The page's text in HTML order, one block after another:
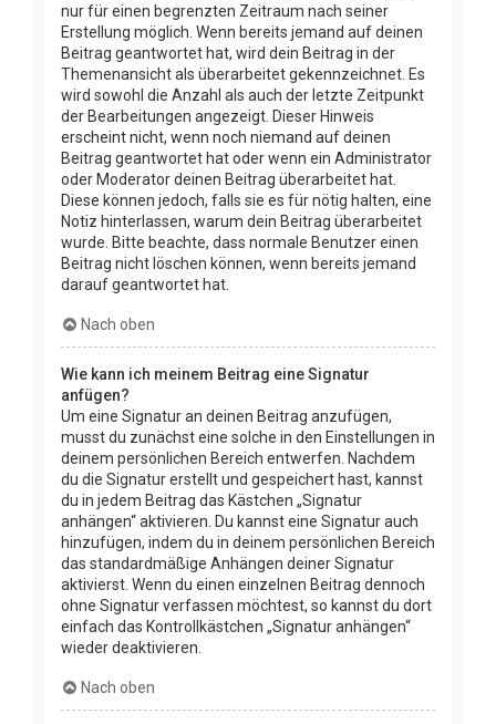
nur für einen begrenzten Zeitraum nach seiner
Erstellung möglich. Wenn bereits jemand auf deinen
Beitrag geantwortet hat, wird dein Beitrag in der
Themenansicht als überarbeitet gekennzeichnet. Es
wird sowohl die Anzahl als auch der letzte Zeitpunkt
der Bearbeitungen angezeigt. Dieser Hinweis
erscheint nicht, wenn noch niemand auf deinen
Beitrag geantwortet hat oder wenn ein Administrator
oder Moderator deinen Beitrag überarbeitet hat.
Diese können jedoch, falls sie es für nötig halten, eine
Notiz hinterlassen, warum dein Beitrag überarbeitet
wurde. Bitte beachte, dass normale Benutzer einen
Beitrag nicht löschen können, wenn bereits jemand
darauf geantwortet hat.
Nach oben
Wie kann ich meinem Beitrag eine Signatur
anfügen?
Um eine Signatur an deinen Beitrag anzufügen,
musst du zunächst eine solche in den Einstellungen in
deinem persönlichen Bereich entwerfen. Nachdem
du die Signatur erstellt und gespeichert hast, kannst
du in jedem Beitrag das Kästchen „Signatur
anhängen“ aktivieren. Du kannst eine Signatur auch
hinzufügen, indem du in deinem persönlichen Bereich
das standardmäßige Anhängen deiner Signatur
aktivierst. Wenn du einen einzelnen Beitrag dennoch
ohne Signatur verfassen möchtest, so kannst du dort
einfach das Kontrollkästchen „Signatur anhängen“
wieder deaktivieren.
Nach oben